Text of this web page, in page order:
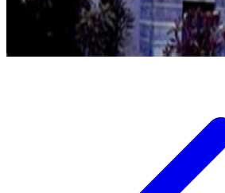
Veja
Vitaflow